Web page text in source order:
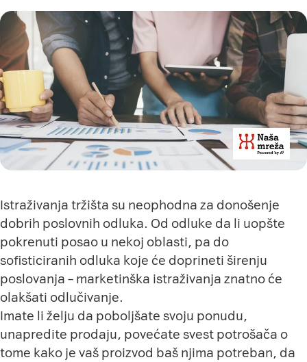
Istraživanja tržišta su neophodna za donošenje
dobrih poslovnih odluka. Od odluke da li uopšte
pokrenuti posao u nekoj oblasti, pa do
sofisticiranih odluka koje će doprineti širenju
poslovanja – marketinška istraživanja znatno će
olakšati odlučivanje.
Imate li želju da poboljšate svoju ponudu,
unapredite prodaju, povećate svest potrošača o
tome kako je vaš proizvod baš njima potreban, da